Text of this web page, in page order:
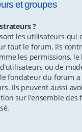
et groupes
?
les utilisateurs qui
tout le forum. Ils
les permissions, le
ou de
fondateur du forum
Ils peuvent aussi
sur l’ensemble des